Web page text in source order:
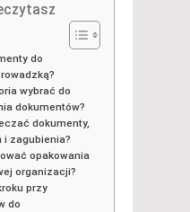
do
wybrać do
dokumentów?
dokumenty,
i zagubienia?
opakowania
organizacji?
przy
do